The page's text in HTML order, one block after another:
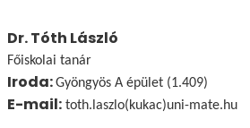
Dr. Tóth László
Főiskolai tanár
Iroda:Gyöngyös A épület (1.409)
E-mail: toth.laszlo(kukac)uni-mate.hu